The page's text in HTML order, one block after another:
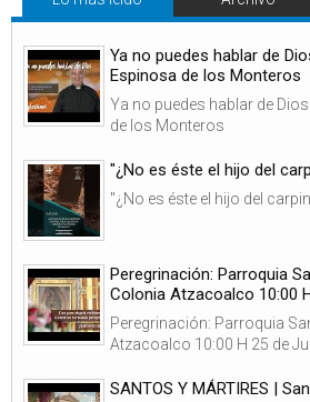
Ya no puedes hablar de
Espinosa de los Monteros
Ya no puedes hablar de
de los Monteros
"¿No es éste el hijo del
"¿No es éste el hijo del
Peregrinación: Parroquia
Colonia Atzacoalco 10:00
Peregrinación: Parroquia
Atzacoalco 10:00 H 25 de
SANTOS Y MÁRTIRES |